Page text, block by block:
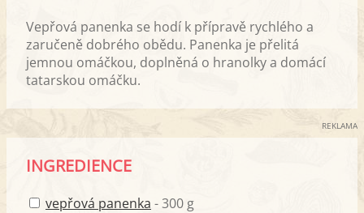
Vepřová panenka se hodí k přípravě rychlého a
zaručeně dobrého obědu. Panenka je přelitá
jemnou omáčkou, doplněná o hranolky a domácí
tatarskou omáčku.
REKLAMA
INGREDIENCE
vepřová panenka - 300 g